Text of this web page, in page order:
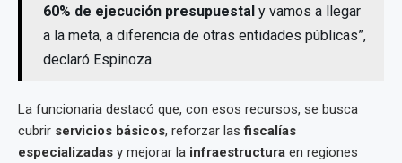
60% de ejecución presupuestal y vamos a llegar
a la meta, a diferencia de otras entidades públicas”,
declaró Espinoza.
La funcionaria destacó que, con esos recursos, se busca
cubrir servicios básicos, reforzar lasfiscalías
especializadas y mejorar la infraestructura en regiones